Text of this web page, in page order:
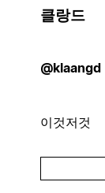
클랑드
@klaangd
이것저것